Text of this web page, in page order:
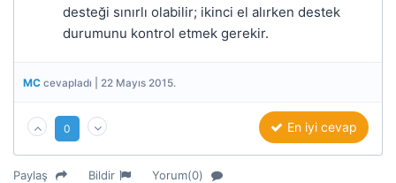
desteği sınırlı olabilir; ikinci el alırken destek
durumunu kontrol etmek gerekir.
MC cevapladı | 22 Mayıs 2015.
0 En iyi cevap
Paylaş Bildir Yorum(0)